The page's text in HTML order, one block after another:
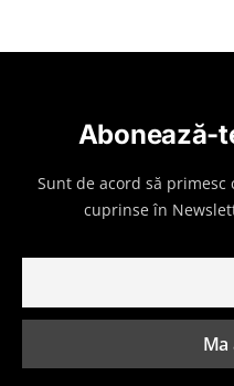
Abonează-
Sunt de acord să
cuprinse în